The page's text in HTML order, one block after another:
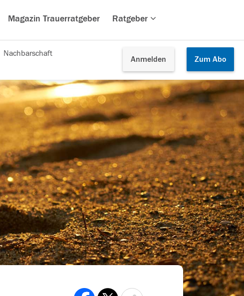
Magazin Trauerratgeber Ratgeber
Anmelden Zum Abo
Nachbarschaft